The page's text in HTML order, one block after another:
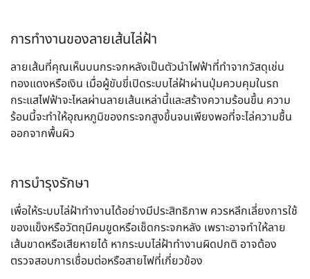
การทำงานของลายเส้นไล่ฝ้า
ลายเส้นที่คุณเห็นบนกระจกหลังเป็นตัวนำไฟฟ้าที่ทำจากวัสดุเช่น
ทองแดงหรือเงิน เมื่อผู้ขับขี่เปิดระบบไล่ฝ้าผ่านปุ่มควบคุมในรถ
กระแสไฟฟ้าจะไหลผ่านลายเส้นเหล่านี้และสร้างความร้อนขึ้น ความ
ร้อนนี้จะทำให้อุณหภูมิของกระจกสูงขึ้นจนเพียงพอที่จะไล่ความชื้น
ออกจากพื้นผิว
การบำรุงรักษา
เพื่อให้ระบบไล่ฝ้าทำงานได้อย่างมีประสิทธิภาพ ควรหลีกเลี่ยงการใช้
ของแข็งหรือวัตถุมีคมขูดหรือเช็ดกระจกหลัง เพราะอาจทำให้ลาย
เส้นขาดหรือเสียหายได้ หากระบบไล่ฝ้าทำงานผิดปกติ อาจต้อง
ตรวจสอบการเชื่อมต่อหรือสายไฟที่เกี่ยวข้อง